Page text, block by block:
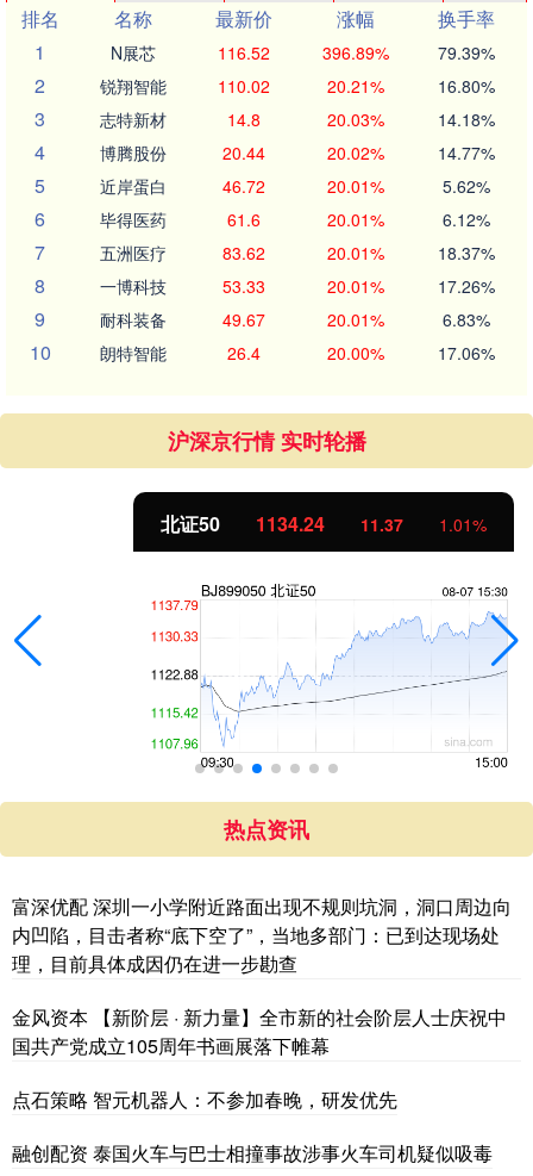
排名 名称 最新价 涨幅
换手率
1
N展芯 116.52 396.89% 79.39%
2 锐翔智能 110.02 20.21% 16.80%
3 志特新材 14.8 20.03% 14.18%
4 博腾股份 20.44 20.02% 14.77%
5 近岸蛋白 46.72 20.01% 5.62%
6 毕得医药 61.6 20.01% 6.12%
7 五洲医疗 83.62 20.01% 18.37%
8 一博科技 53.33 20.01% 17.26%
9 耐科装备 49.67 20.01% 6.83%
10 朗特智能 26.4 20.00% 17.06%
沪深京行情 实时轮播
北证50 1134.24 11.37 1.01%
热点资讯
富深优配 深圳一小学附近路面出现不规则坑洞，洞口周边向
内凹陷，目击者称“底下空了”，当地多部门：已到达现场处
理，目前具体成因仍在进一步勘查
金风资本 【新阶层 · 新力量】全市新的社会阶层人士庆祝中
国共产党成立105周年书画展落下帷幕
点石策略 智元机器人：不参加春晚，研发优先
融创配资 泰国火车与巴士相撞事故涉事火车司机疑似吸毒